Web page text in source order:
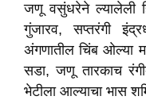
जणू वसुंधरेने ल्यालेली
गुंजारव, सप्तरंगी
अंगणातील चिंब ओल्या
सडा, जणू तारकाच
भेटीला आल्याचा भास